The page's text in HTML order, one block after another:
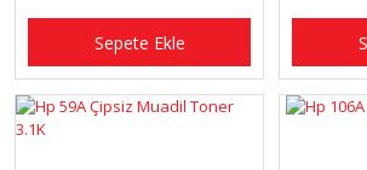
Sepete Ekle